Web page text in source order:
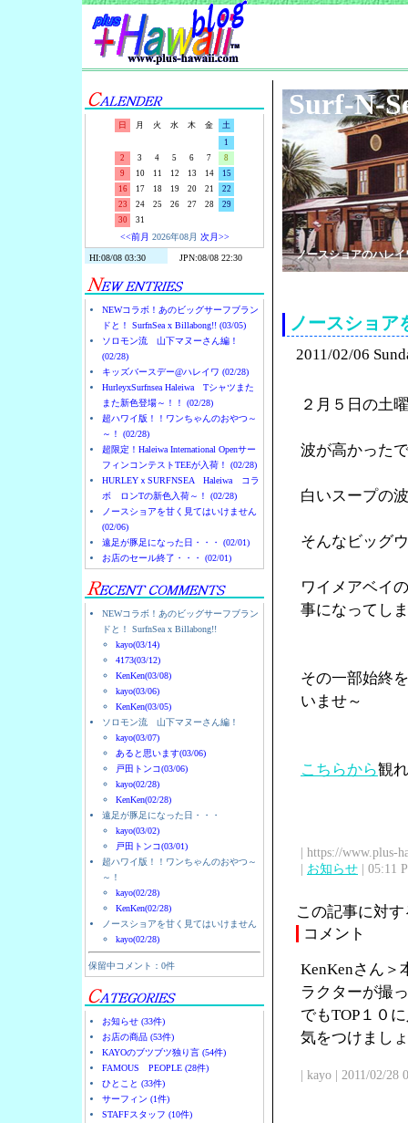
日 月 火 水 木 金
土
1
2
3 4 5 6 7
8
9
10 11 12 13 14
15
16
17 18 19 20 21
22
23
24 25 26 27 28
29
30
31
<<前月 2026年08月 次月>>
NEWコラボ！あのビッグサーフブラン
ドと！ SurfnSea x Billabong!! (03/05)
ソロモン流 山下マヌーさん編！
(02/28)
キッズバースデー@ハレイワ (02/28)
HurleyxSurfnsea Haleiwa Tシャツまた
また新色登場～！！ (02/28)
超ハワイ版！！ワンちゃんのおやつ～
～！ (02/28)
超限定！Haleiwa International Openサー
フィンコンテストTEEが入荷！ (02/28)
HURLEYｘSURFNSEA Haleiwa コラ
ボ ロンTの新色入荷～！ (02/28)
ノースショアを甘く見てはいけません
(02/06)
遠足が豚足になった日・・・ (02/01)
お店のセール終了・・・ (02/01)
NEWコラボ！あのビッグサーフブラン
ドと！ SurfnSea x Billabong!!
kayo(03/14)
4173(03/12)
KenKen(03/08)
kayo(03/06)
KenKen(03/05)
ソロモン流 山下マヌーさん編！
kayo(03/07)
あると思います(03/06)
戸田トンコ(03/06)
kayo(02/28)
KenKen(02/28)
遠足が豚足になった日・・・
kayo(03/02)
戸田トンコ(03/01)
超ハワイ版！！ワンちゃんのおやつ～
～！
kayo(02/28)
KenKen(02/28)
ノースショアを甘く見てはいけません
kayo(02/28)
保留中コメント：0件
お知らせ (33件)
お店の商品 (53件)
KAYOのブツブツ独り言 (54件)
FAMOUS PEOPLE (28件)
ひとこと (33件)
サーフィン (1件)
STAFFスタッフ (10件)
Surf-N-
ノースショアのハレ
ノースショア
2011/02/06
２月５日の土
波が高かった
白いスープの
そんなビッグ
ワイメアベイ
事になってし
その一部始終
いませ～
こちらから観
| https://www.plus-
| お知らせ | 05:11
この記事に対
コメント
KenKenさん＞
ラクターが撮
でもTOP１０
気をつけまし
| kayo | 2011/02/28